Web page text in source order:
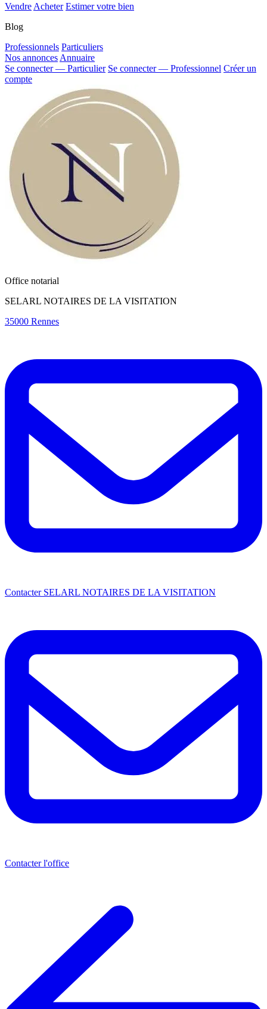
Vendre Acheter Estimer votre bien
Blog
Professionnels Particuliers
Nos annonces Annuaire
Se connecter — Particulier Se connecter — Professionnel Créer un
compte
Office notarial
SELARL NOTAIRES DE LA VISITATION
35000 Rennes
Contacter SELARL NOTAIRES DE LA VISITATION
Contacter l'office